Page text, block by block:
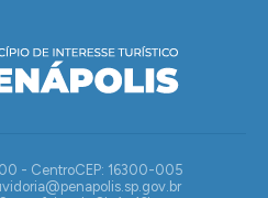
- CentroCEP: 16300-005